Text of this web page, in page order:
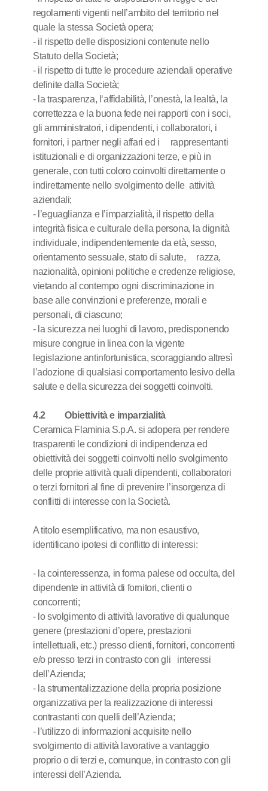
regolamenti vigenti nell’ambito del territorio nel
quale la stessa Società opera;
- il rispetto delle disposizioni contenute nello
Statuto della Società;
- il rispetto di tutte le procedure aziendali operative
definite dalla Società;
- la trasparenza, l‘affidabilità, l’onestà, la lealtà, la
correttezza e la buona fede nei rapporti con i soci,
gli amministratori, i dipendenti, i collaboratori, i
fornitori, i partner negli affari ed i rappresentanti
istituzionali e di organizzazioni terze, e più in
generale, con tutti coloro coinvolti direttamente o
indirettamente nello svolgimento delle attività
aziendali;
- l’eguaglianza e l’imparzialità, il rispetto della
integrità fisica e culturale della persona, la dignità
individuale, indipendentemente da età, sesso,
orientamento sessuale, stato di salute, razza,
nazionalità, opinioni politiche e credenze religiose,
vietando al contempo ogni discriminazione in
base alle convinzioni e preferenze, morali e
personali, di ciascuno;
- la sicurezza nei luoghi di lavoro, predisponendo
misure congrue in linea con la vigente
legislazione antinfortunistica, scoraggiando altresì
l’adozione di qualsiasi comportamento lesivo della
salute e della sicurezza dei soggetti coinvolti.
4.2 Obiettività e imparzialità
Ceramica Flaminia S.p.A. si adopera per rendere
trasparenti le condizioni di indipendenza ed
obiettività dei soggetti coinvolti nello svolgimento
delle proprie attività quali dipendenti, collaboratori
o terzi fornitori al fine di prevenire l’insorgenza di
conflitti di interesse con la Società.
A titolo esemplificativo, ma non esaustivo,
identificano ipotesi di conflitto di interessi:
- la cointeressenza, in forma palese od occulta, del
dipendente in attività di fornitori, clienti o
concorrenti;
- lo svolgimento di attività lavorative di qualunque
genere (prestazioni d’opere, prestazioni
intellettuali, etc.) presso clienti, fornitori, concorrenti
e/o presso terzi in contrasto con gli interessi
dell’Azienda;
- la strumentalizzazione della propria posizione
organizzativa per la realizzazione di interessi
contrastanti con quelli dell’Azienda;
- l’utilizzo di informazioni acquisite nello
svolgimento di attività lavorative a vantaggio
proprio o di terzi e, comunque, in contrasto con gli
interessi dell’Azienda.